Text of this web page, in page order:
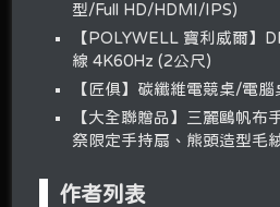
型/Full HD/HDMI/IPS)
【POLYWELL 寶利威爾】
線 4K60Hz (2公尺)
【匠俱】碳纖維電競桌/電
【大全聯贈品】三麗鷗帆布
祭限定手持扇、熊頭造型毛
作者列表